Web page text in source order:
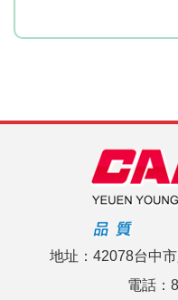
地址：42078台中
電話：